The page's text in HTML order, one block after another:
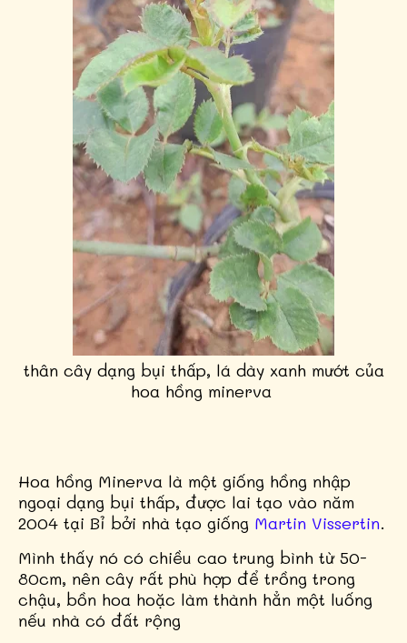
thân cây dạng bụi thấp, lá dày xanh mướt của
hoa hồng minerva
Hoa hồng Minerva là một giống hồng nhập
ngoại dạng bụi thấp, được lai tạo vào năm
2004 tại Bỉ bởi nhà tạo giống Martin Vissertin.
Mình thấy nó có chiều cao trung bình từ 50-
80cm, nên cây rất phù hợp để trồng trong
chậu, bồn hoa hoặc làm thành hẳn một luống
nếu nhà có đất rộng